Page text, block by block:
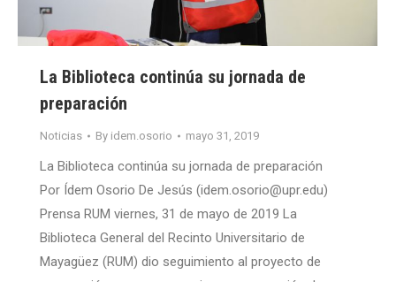
La Biblioteca continúa su jornada de
preparación
Noticias By idem.osorio mayo 31, 2019
La Biblioteca continúa su jornada de preparación
Por Ídem Osorio De Jesús (idem.osorio@upr.edu)
Prensa RUM viernes, 31 de mayo de 2019 La
Biblioteca General del Recinto Universitario de
Mayagüez (RUM) dio seguimiento al proyecto de